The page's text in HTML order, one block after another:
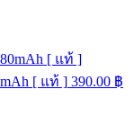
[ แท้ ] 390.00 ฿